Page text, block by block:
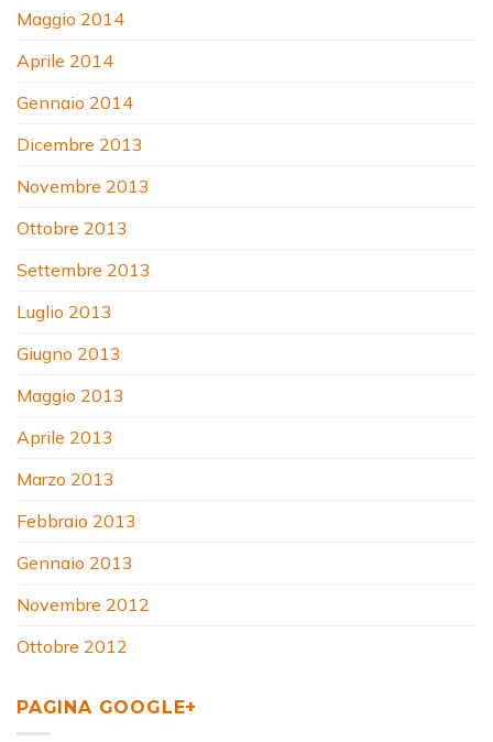
Maggio 2014
Aprile 2014
Gennaio 2014
Dicembre 2013
Novembre 2013
Ottobre 2013
Settembre 2013
Luglio 2013
Giugno 2013
Maggio 2013
Aprile 2013
Marzo 2013
Febbraio 2013
Gennaio 2013
Novembre 2012
Ottobre 2012
PAGINA GOOGLE+